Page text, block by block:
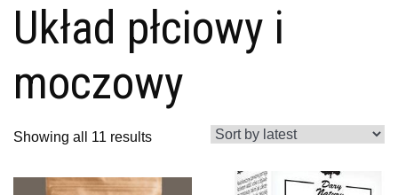
Układ płciowy i
moczowy
Showing all 11 results